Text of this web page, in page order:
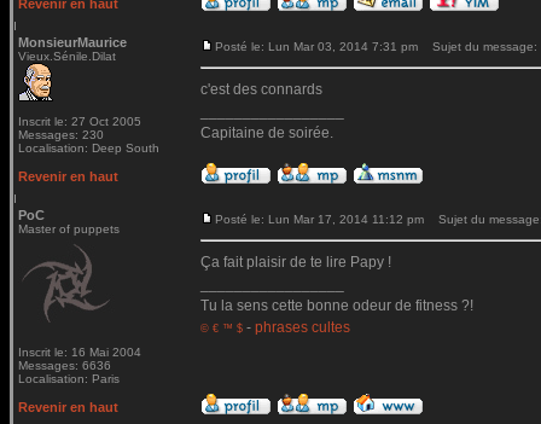
Revenir en haut
MonsieurMaurice
Vieux.Sénile.Dilat
Inscrit le: 27 Oct 2005
Messages: 230
Localisation: Deep South
Posté le: Lun Mar 03, 2014 7:31 pm Sujet du message:
c'est des connards
Capitaine de soirée.
Revenir en haut
PoC
Master of puppets
Inscrit le: 16 Mai 2004
Messages: 6636
Localisation: Paris
Posté le: Lun Mar 17, 2014 11:12 pm Sujet du
Ça fait plaisir de te lire Papy !
Tu la sens cette bonne odeur de fitness ?!
© € ™ $ - phrases cultes
Revenir en haut